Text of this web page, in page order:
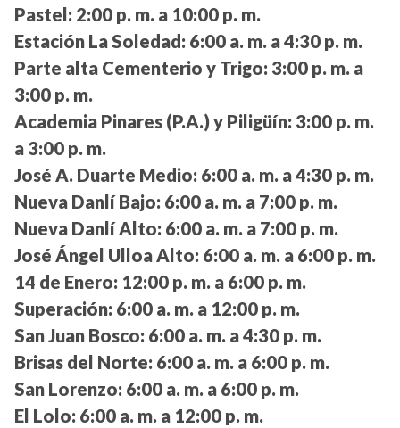
Pastel: 2:00 p. m. a 10:00 p. m.
Estación La Soledad: 6:00 a. m. a 4:30 p. m.
Parte alta Cementerio y Trigo: 3:00 p. m. a
3:00 p. m.
Academia Pinares (P.A.) y Piligüín: 3:00 p. m.
a 3:00 p. m.
José A. Duarte Medio: 6:00 a. m. a 4:30 p. m.
Nueva Danlí Bajo: 6:00 a. m. a 7:00 p. m.
Nueva Danlí Alto: 6:00 a. m. a 7:00 p. m.
José Ángel Ulloa Alto: 6:00 a. m. a 6:00 p. m.
14 de Enero: 12:00 p. m. a 6:00 p. m.
Superación: 6:00 a. m. a 12:00 p. m.
San Juan Bosco: 6:00 a. m. a 4:30 p. m.
Brisas del Norte: 6:00 a. m. a 6:00 p. m.
San Lorenzo: 6:00 a. m. a 6:00 p. m.
El Lolo: 6:00 a. m. a 12:00 p. m.